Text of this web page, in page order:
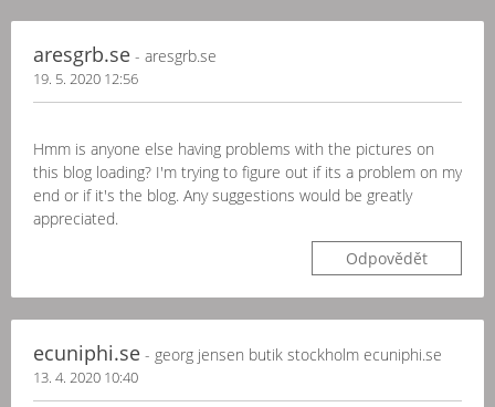
aresgrb.se - aresgrb.se
19. 5. 2020 12:56
Hmm is anyone else having problems with the pictures on
this blog loading? I'm trying to figure out if its a problem on my
end or if it's the blog. Any suggestions would be greatly
appreciated.
Odpovědět
ecuniphi.se - georg jensen butik stockholm ecuniphi.se
13. 4. 2020 10:40